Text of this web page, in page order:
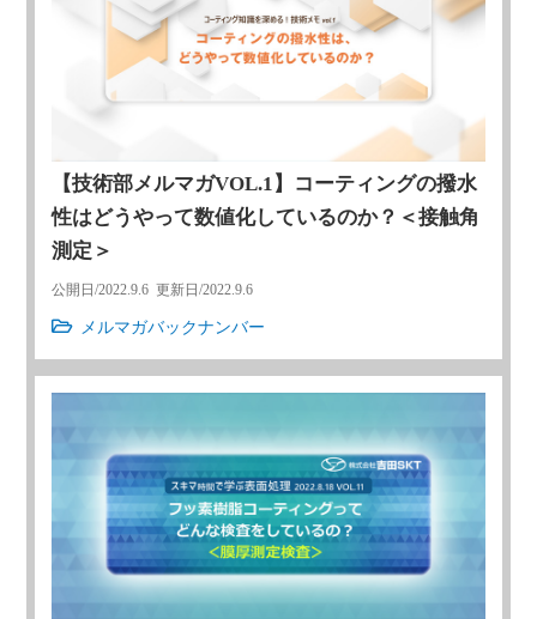
【技術部メルマガVOL.1】コーティングの撥水
性はどうやって数値化しているのか？＜接触角
測定＞
公開日/2022.9.6 更新日/2022.9.6
メルマガバックナンバー